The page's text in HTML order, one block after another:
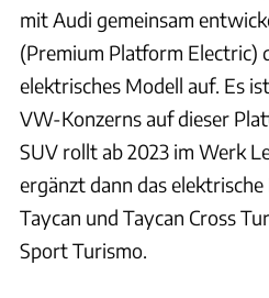
mit Audi gemeinsam
(Premium Platform Electric)
elektrisches Modell auf. Es
VW-Konzerns auf dieser
SUV rollt ab 2023 im Werk
ergänzt dann das
Taycan und Taycan Cross
Sport Turismo.